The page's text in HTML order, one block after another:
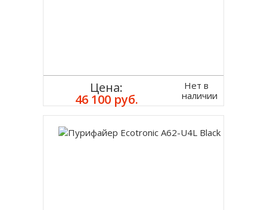
Цена:
46 100 руб.
Нет в
наличии